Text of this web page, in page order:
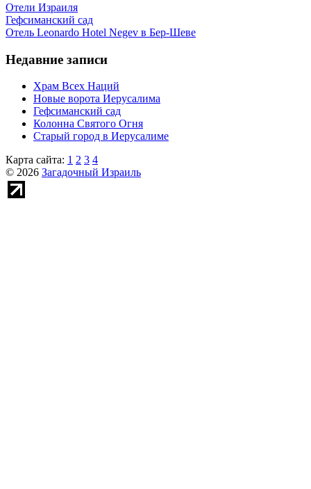
Отели Израиля
Гефсиманский сад
Отель Leonardo Hotel Negev в Бер-Шеве
Недавние записи
Храм Всех Наций
Новые ворота Иерусалима
Гефсиманский сад
Колонна Святого Огня
Старый город в Иерусалиме
Карта сайта: 1 2 3 4
© 2026 Загадочный Израиль